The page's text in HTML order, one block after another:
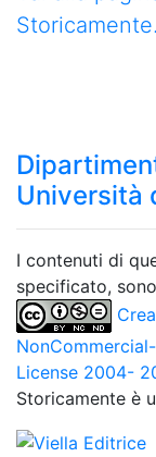
Università
I contenuti di
specificato,
License 2004-
Storicamente è